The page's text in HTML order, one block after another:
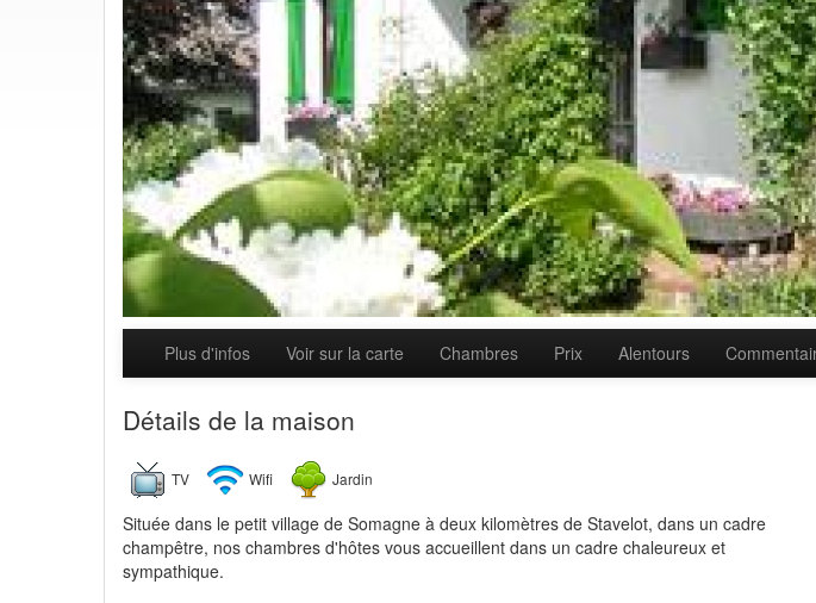
Plus d'infos Voir sur la carte Chambres Prix Alentours
Détails de la maison
TV Wifi Jardin
Située dans le petit village de Somagne à deux kilomètres de Stavelot, dans un cadre
champêtre, nos chambres d'hôtes vous accueillent dans un cadre chaleureux et
sympathique.